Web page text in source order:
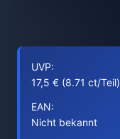
UVP:
17,5 € (8.71 ct/Teil)
EAN:
Nicht bekannt